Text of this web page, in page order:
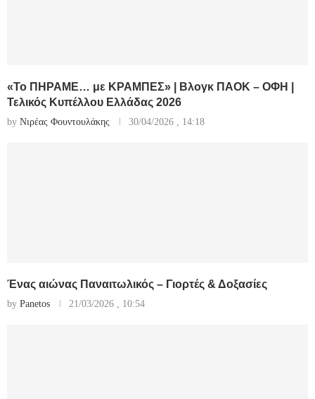
«Το ΠΗΡΑΜΕ… με ΚΡΑΜΠΕΣ» | Βλογκ ΠΑΟΚ – ΟΦΗ |
Τελικός Κυπέλλου Ελλάδας 2026
by Νιρέας Φουντουλάκης 30/04/2026 , 14:18
Ένας αιώνας Παναιτωλικός – Γιορτές & Δοξασίες
by Panetos 21/03/2026 , 10:54